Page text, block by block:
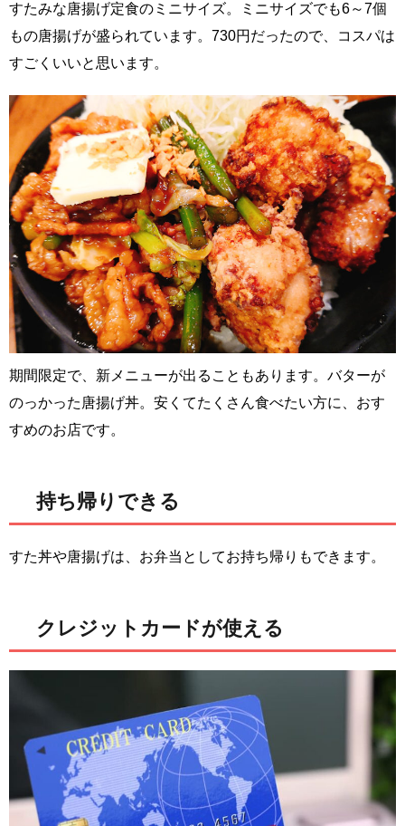
すたみな唐揚げ定食のミニサイズ。ミニサイズでも6～7個
もの唐揚げが盛られています。730円だったので、コスパは
すごくいいと思います。
期間限定で、新メニューが出ることもあります。バターが
のっかった唐揚げ丼。安くてたくさん食べたい方に、おす
すめのお店です。
持ち帰りできる
すた丼や唐揚げは、お弁当としてお持ち帰りもできます。
クレジットカードが使える